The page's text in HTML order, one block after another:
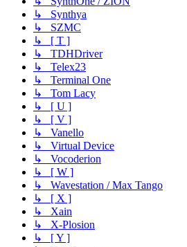
↳ Synthya
↳ SZMC
↳ [ T ]
↳ TDHDriver
↳ Telex23
↳ Terminal One
↳ Tom Lacy
↳ [ U ]
↳ [ V ]
↳ Vanello
↳ Virtual Device
↳ Vocoderion
↳ [ W ]
↳ Wavestation / Max Tango
↳ [ X ]
↳ Xain
↳ X-Plosion
↳ [ Y ]